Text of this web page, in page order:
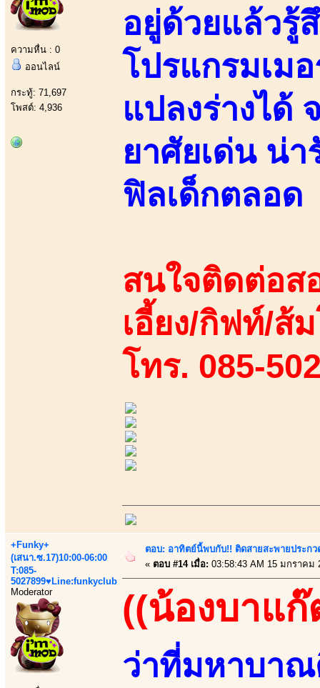
ความหื่น : 0
ออนไลน์
กระทู้: 71,697
โพสต์: 4,936
อยู่ด้วยแล้วรู้
โปรแกรมเม
แปลงร่างได้
ยาศัยเด่น น่า
ฟิลเด็กตลอด
สนใจติดต่อส
เอี้ยง/กิฟท์/ส้
โทร. 085-
+Funky+
(เสนา.ซ.17)10:00-06:00
T:085-
5027899♥Line:funkyclub
Moderator
ตอบ: อาทิตย์นี้พบกับ!! ติดสายสะพายประกว
« ตอบ #14 เมื่อ: 03:58:43 AM 15 มกราคม
((น้องบาแก๊
ว่าที่มหาบา